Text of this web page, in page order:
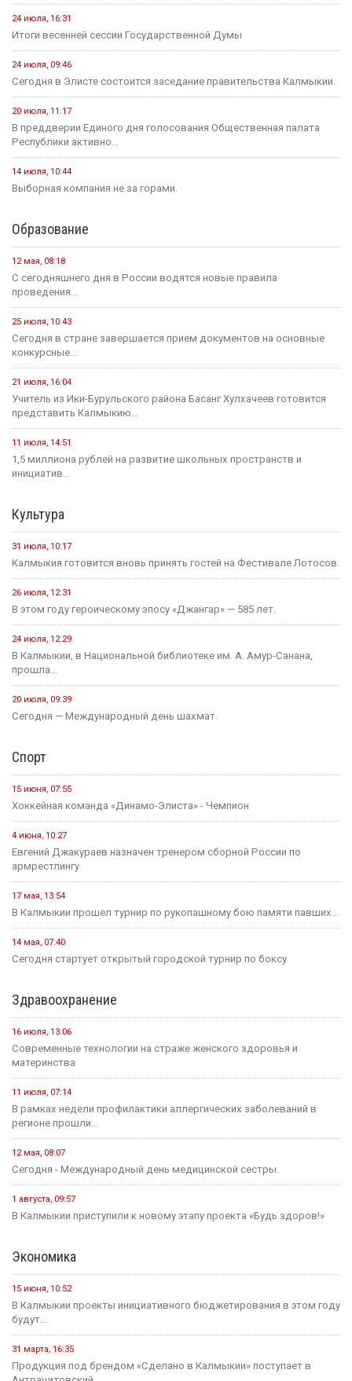
24 июля, 16:31
Итоги весенней сессии Государственной Думы
24 июля, 09:46
Сегодня в Элисте состоится заседание правительства Калмыкии.
20 июля, 11:17
В преддверии Единого дня голосования Общественная палата
Республики активно...
14 июля, 10:44
Выборная компания не за горами.
Образование
12 мая, 08:18
С сегодняшнего дня в России водятся новые правила
проведения...
25 июля, 10:43
Сегодня в стране завершается прием документов на основные
конкурсные...
21 июля, 16:04
Учитель из Ики-Бурульского района Басанг Хулхачеев готовится
представить Калмыкию...
11 июля, 14:51
1,5 миллиона рублей на развитие школьных пространств и
инициатив...
Культура
31 июля, 10:17
Калмыкия готовится вновь принять гостей на Фестивале Лотосов.
26 июля, 12:31
В этом году героическому эпосу «Джангар» — 585 лет.
24 июля, 12:29
В Калмыкии, в Национальной библиотеке им. А. Амур-Санана,
прошла...
20 июля, 09:39
Сегодня — Международный день шахмат.
Спорт
15 июня, 07:55
Хоккейная команда «Динамо-Элиста» - Чемпион
4 июня, 10:27
Евгений Джакураев назначен тренером сборной России по
армрестлингу
17 мая, 13:54
В Калмыкии прошел турнир по рукопашному бою памяти павших...
14 мая, 07:40
Сегодня стартует открытый городской турнир по боксу
Здравоохранение
16 июля, 13:06
Современные технологии на страже женского здоровья и
материнства
11 июля, 07:14
В рамках недели профилактики аллергических заболеваний в
регионе прошли...
12 мая, 08:07
Сегодня - Международный день медицинской сестры.
1 августа, 09:57
В Калмыкии приступили к новому этапу проекта «Будь здоров!»
Экономика
15 июня, 10:52
В Калмыкии проекты инициативного бюджетирования в этом году
будут...
31 марта, 16:35
Продукция под брендом «Сделано в Калмыкии» поступает в